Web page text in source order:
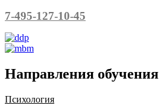
7-495-127-10-45
Направления обучения
Психология